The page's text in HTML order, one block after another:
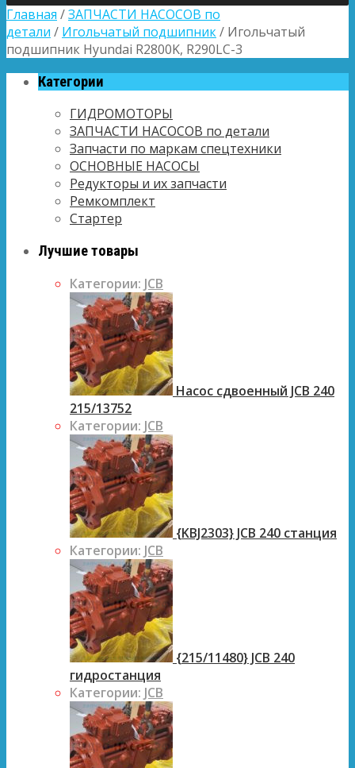
Главная /ЗАПЧАСТИ НАСОСОВ по
детали / Игольчатый подшипник/ Игольчатый
подшипник Hyundai R2800K, R290LC-3
Категории
ГИДРОМОТОРЫ
ЗАПЧАСТИ НАСОСОВ по детали
Запчасти по маркам спецтехники
ОСНОВНЫЕ НАСОСЫ
Редукторы и их запчасти
Ремкомплект
Стартер
Лучшие товары
Категории: JCB
Насос сдвоенный JCB 240
215/13752
Категории: JCB
{KBJ2303} JCB 240 станция
Категории: JCB
{215/11480} JCB 240
гидростанция
Категории: JCB